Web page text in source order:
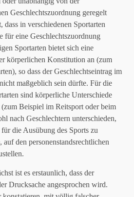
Geschlechtszuordnung geregelt
in verschiedenen Sportarten
für eine Geschlechtszuordnung
Sportarten bietet sich eine
körperlichen Konstitution an (zum
so dass der Geschlechtseintrag im
maßgeblich sein dürfte. Für die
sind körperliche Unterschiede
Beispiel im Reitsport oder beim
nach Geschlechtern unterschieden,
die Ausübung des Sports zu
auf den personenstandsrechtlichen
ist es erstaunlich, dass der
Drucksache angesprochen wird.